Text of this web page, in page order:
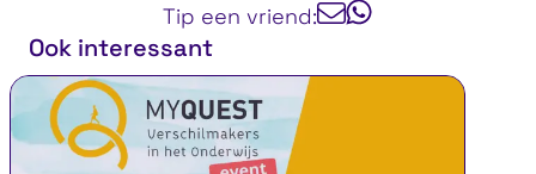
Tip een vriend:
Ook interessant